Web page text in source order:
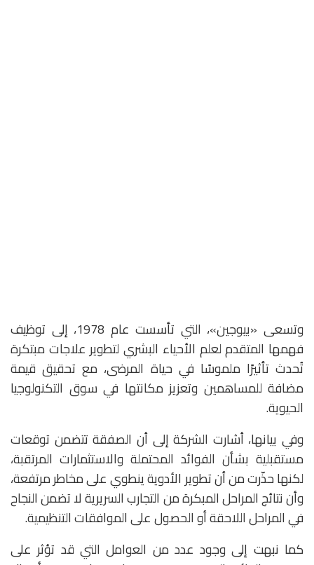
وتسعى «بيوجين»، التي تأسست عام 1978، إلى توظيف
فهمها المتقدم لعلم الأحياء البشري لتطوير علاجات مبتكرة
تُحدث تأثيرًا ملموسًا في حياة المرضى، مع تحقيق قيمة
مضافة للمساهمين وتعزيز مكانتها في سوق التكنولوجيا
الحيوية.
وفي بيانها، أشارت الشركة إلى أن الصفقة تتضمن توقعات
مستقبلية بشأن الفوائد المحتملة والاستثمارات المرتقبة،
لكنها حذّرت من أن تطوير الأدوية ينطوي على مخاطر مرتفعة،
وأن نتائج المراحل المبكرة من التجارب السريرية لا تضمن النجاح
في المراحل اللاحقة أو الحصول على الموافقات التنظيمية.
كما نبهت إلى وجود عدد من العوامل التي قد تؤثر على